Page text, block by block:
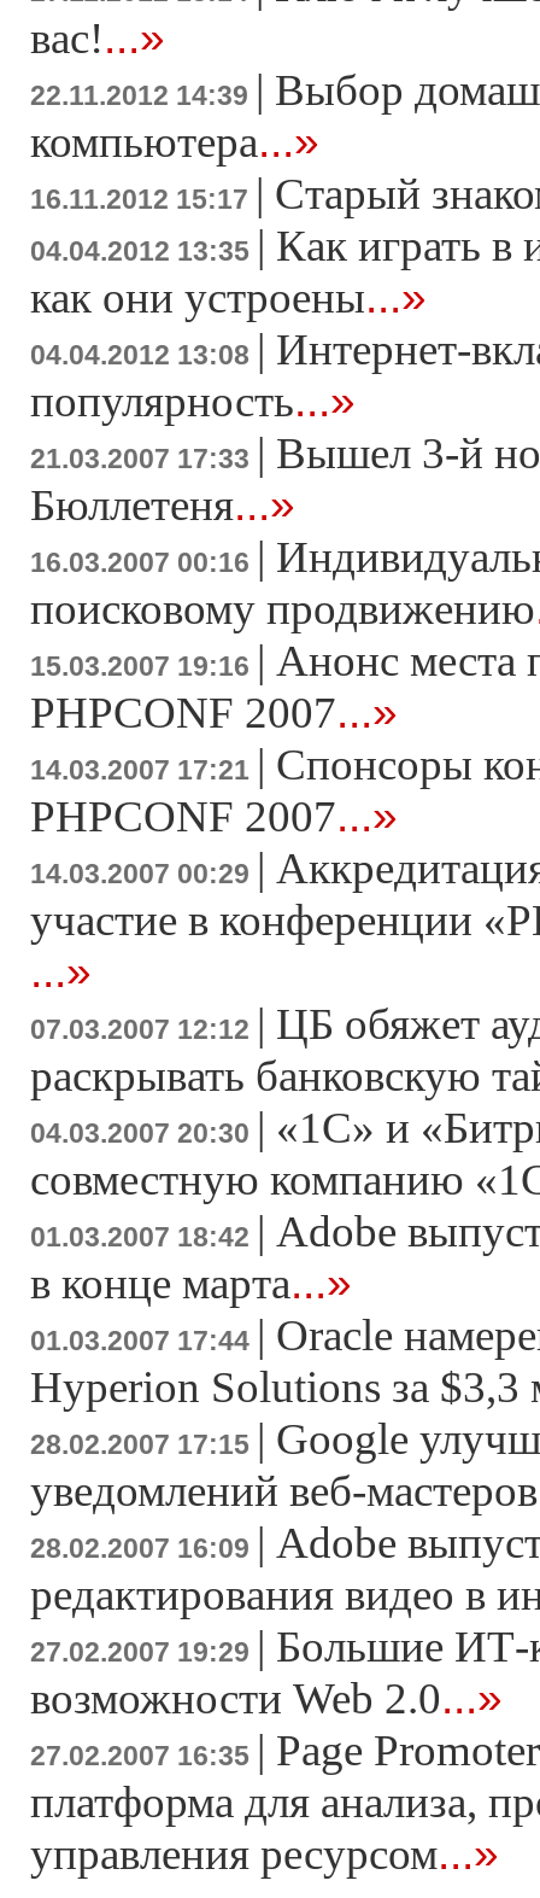
вас!...»
22.11.2012 14:39 | Выбор
компьютера...»
16.11.2012 15:17 | Старый
04.04.2012 13:35 | Как играть в
как они устроены...»
04.04.2012 13:08 | Интернет-
популярность...»
21.03.2007 17:33 | Вышел 3-й
Бюллетеня...»
16.03.2007 00:16 |
поисковому продвижению
15.03.2007 19:16 | Анонс места
PHPCONF 2007...»
14.03.2007 17:21 | Спонсоры
PHPCONF 2007...»
14.03.2007 00:29 |
участие в конференции
...»
07.03.2007 12:12 | ЦБ обяжет
раскрывать банковскую
04.03.2007 20:30 | «1С» и
совместную компанию
01.03.2007 18:42 | Adobe
в конце марта...»
01.03.2007 17:44 | Oracle
Hyperion Solutions за
28.02.2007 17:15 | Google
уведомлений веб-мастеров
28.02.2007 16:09 | Adobe
редактирования видео в
27.02.2007 19:29 | Большие ИТ-
возможности Web 2.0...»
27.02.2007 16:35 | Page
платформа для анализа,
управления ресурсом...»